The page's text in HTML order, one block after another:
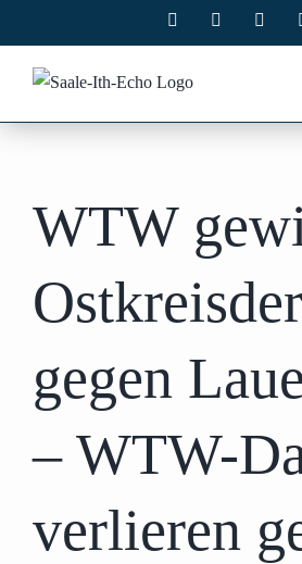
Inhalt
springen
Facebook
WTW
gegen
– WTW-
verlieren